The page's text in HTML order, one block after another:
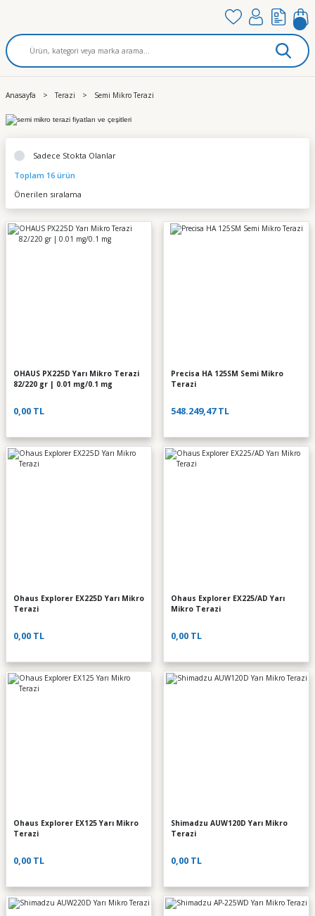
Anasayfa Terazi Semi Mikro Terazi
Sadece Stokta Olanlar
Toplam 16 ürün
OHAUS PX225D Yarı Mikro Terazi
82/220 gr | 0.01 mg/0.1 mg
0,00 TL
Precisa HA 125SM Semi Mikro
Terazi
548.249,47 TL
Ohaus Explorer EX225D Yarı Mikro
Terazi
0,00 TL
Ohaus Explorer EX225/AD Yarı
Mikro Terazi
0,00 TL
Ohaus Explorer EX125 Yarı Mikro
Terazi
0,00 TL
Shimadzu AUW120D Yarı Mikro
Terazi
0,00 TL